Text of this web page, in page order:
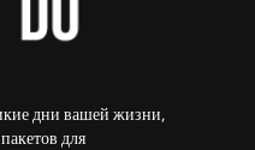
дни вашей жизни,
для